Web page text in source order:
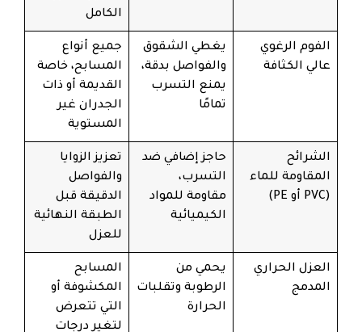
الكامل
الفوم الرغوي
عالي الكثافة
يغطي الشقوق
والفواصل بدقة،
يمنع التسرب
تمامًا
جميع أنواع
المسابح، خاصة
القديمة أو ذات
الجدران غير
المستوية
الشرائح
المقاومة للماء
(PVC أو PE)
حاجز إضافي ضد
التسرب،
مقاومة للمواد
الكيميائية
تعزيز الزوايا
والفواصل
الدقيقة قبل
الطبقة النهائية
للعزل
العزل الحراري
المدمج
يحمي من
الرطوبة وتقلبات
الحرارة
المسابح
المكشوفة أو
التي تتعرض
لتغير درجات